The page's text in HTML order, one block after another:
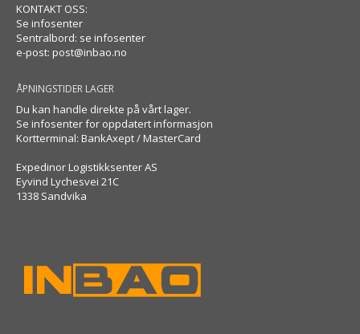
KONTAKT OSS:
Se infosenter
Sentralbord: se infosenter
e-post: post@inbao.no
ÅPNINGSTIDER LAGER
Du kan handle direkte på vårt lager.
Se infosenter for oppdatert informasjon
Kortterminal: BankAxept / MasterCard
Expedinor Logistikksenter AS
Eyvind Lychesvei 21C
1338 Sandvika